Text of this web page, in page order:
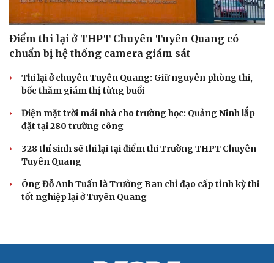
Điểm thi lại ở THPT Chuyên Tuyên Quang có
chuẩn bị hệ thống camera giám sát
Thi lại ở chuyên Tuyên Quang: Giữ nguyên phòng thi,
bốc thăm giám thị từng buổi
Điện mặt trời mái nhà cho trường học: Quảng Ninh lắp
đặt tại 280 trường công
328 thí sinh sẽ thi lại tại điểm thi Trường THPT Chuyên
Tuyên Quang
Ông Đỗ Anh Tuấn là Trưởng Ban chỉ đạo cấp tỉnh kỳ thi
tốt nghiệp lại ở Tuyên Quang